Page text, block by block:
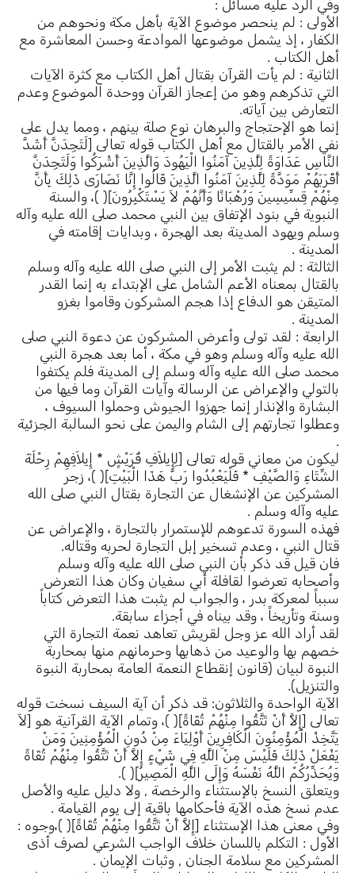
وفي الرد عليه مسائل :
الأولى : لم ينحصر موضوع الآية بأهل مكة ونحوهم من
الكفار ، إذ يشمل موضوعها الموادعة وحسن المعاشرة مع
أهل الكتاب .
الثانية : لم يأت القرآن بقتال أهل الكتاب مع كثرة الآيات
التي تذكرهم وهو من إعجاز القرآن ووحدة الموضوع وعدم
التعارض بين آياته.
إنما هو الإحتجاج والبرهان نوع صلة بينهم ، ومما يدل على
نفي الأمر بالقتال مع أهل الكتاب قوله تعالى [لَتَجِدَنَّ أَشَدَّ
النَّاسِ عَدَاوَةً لِلَّذِينَ آمَنُوا الْيَهُودَ وَالَّذِينَ أَشْرَكُوا وَلَتَجِدَنَّ
أَقْرَبَهُمْ مَوَدَّةً لِلَّذِينَ آمَنُوا الَّذِينَ قَالُوا إِنَّا نَصَارَى ذَلِكَ بِأَنَّ
مِنْهُمْ قِسِّيسِينَ وَرُهْبَانًا وَأَنَّهُمْ لاَ يَسْتَكْبِرُونَ]( )، والسنة
النبوية في بنود الإتفاق بين النبي محمد صلى الله عليه وآله
وسلم ويهود المدينة بعد الهجرة ، وبدايات إقامته في
المدينة .
الثالثة : لم يثبت الأمر إلى النبي صلى الله عليه وآله وسلم
بالقتال بمعناه الأعم الشامل على الإبتداء به إنما القدر
المتيقن هو الدفاع إذا هجم المشركون وقاموا بغزو
المدينة .
الرابعة : لقد تولى وأعرض المشركون عن دعوة النبي صلى
الله عليه وآله وسلم وهو في مكة ، أما بعد هجرة النبي
محمد صلى الله عليه وآله وسلم إلى المدينة فلم يكتفوا
بالتولي والإعراض عن الرسالة وآيات القرآن وما فيها من
البشارة والإنذار إنما جهزوا الجيوش وحملوا السيوف ،
وعطلوا تجارتهم إلى الشام واليمن على نحو السالبة الجزئية
.
ليكون من معاني قوله تعالى [لِإِيلاَفِ قُرَيْشٍ * إِيلاَفِهِمْ رِحْلَةَ
الشِّتَاءِ وَالصَّيْفِ * فَلْيَعْبُدُوا رَبَّ هَذَا الْبَيْتِ]( )، زجر
المشركين عن الإنشغال عن التجارة بقتال النبي صلى الله
عليه وآله وسلم .
فهذه السورة تدعوهم للإستمرار بالتجارة ، والإعراض عن
قتال النبي ، وعدم تسخير إبل التجارة لحربه وقتاله.
فان قيل قد ذكر بأن النبي صلى الله عليه وآله وسلم
وأصحابه تعرضوا لقافلة أبي سفيان وكان هذا التعرض
سبباً لمعركة بدر ، والجواب لم يثبت هذا التعرض كتاباً
وسنة وتأريخاً ، وقد بيناه في أجزاء سابقة.
لقد أراد الله عز وجل لقريش تعاهد نعمة التجارة التي
خصهم بها والوعيد من ذهابها وحرمانهم منها بمحاربة
النبوة لبيان (قانون إنقطاع النعمة العامة بمحاربة النبوة
والتنزيل).
الآية الواحدة والثلاثون: قد ذكر أن آية السيف نسخت قوله
تعالى [إِلاَّ أَنْ تَتَّقُوا مِنْهُمْ تُقَاةً]( )، وتمام الآية القرآنية هو [لاَ
يَتَّخِذْ الْمُؤْمِنُونَ الْكَافِرِينَ أَوْلِيَاءَ مِنْ دُونِ الْمُؤْمِنِينَ وَمَنْ
يَفْعَلْ ذَلِكَ فَلَيْسَ مِنْ اللَّهِ فِي شَيْءٍ إِلاَّ أَنْ تَتَّقُوا مِنْهُمْ تُقَاةً
وَيُحَذِّرُكُمْ اللَّهُ نَفْسَهُ وَإِلَى اللَّهِ الْمَصِيرُ]( ).
ويتعلق النسخ بالإستثناء والرخصة , ولا دليل عليه والأصل
عدم نسخ هذه الآية فأحكامها باقية إلى يوم القيامة .
وفي معنى هذا الإستثناء [إِلاَّ أَنْ تَتَّقُوا مِنْهُمْ تُقَاةً]( )،وجوه :
الأول : التكلم باللسان خلاف الواجب الشرعي لصرف أذى
المشركين مع سلامة الجنان , وثبات الإيمان .